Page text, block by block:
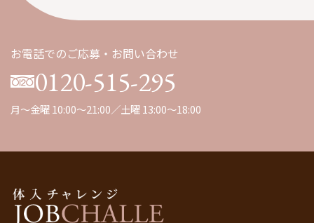
（1）
お電話でのご応募・お問い合わせ
0120-515-295
月～金曜 10:00～21:00／土曜 13:00～18:00